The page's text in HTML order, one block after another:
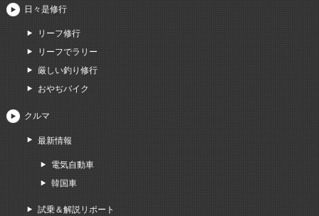
日々是修行
リーフ修行
リーフでラリー
厳しい釣り修行
おやぢバイク
クルマ
最新情報
電気自動車
韓国車
試乗＆解説リポート